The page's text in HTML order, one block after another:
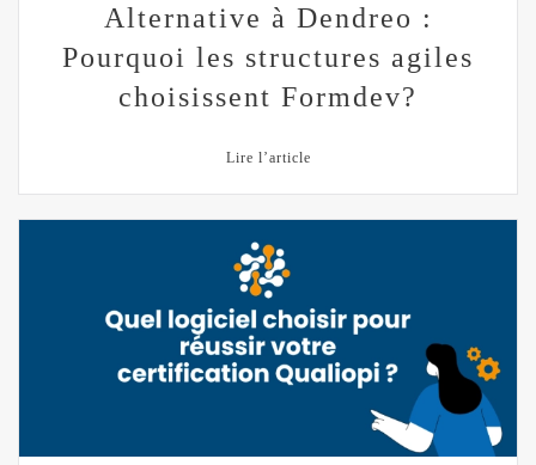
Alternative à Dendreo :
Pourquoi les structures agiles
choisissent Formdev?
Lire l’article